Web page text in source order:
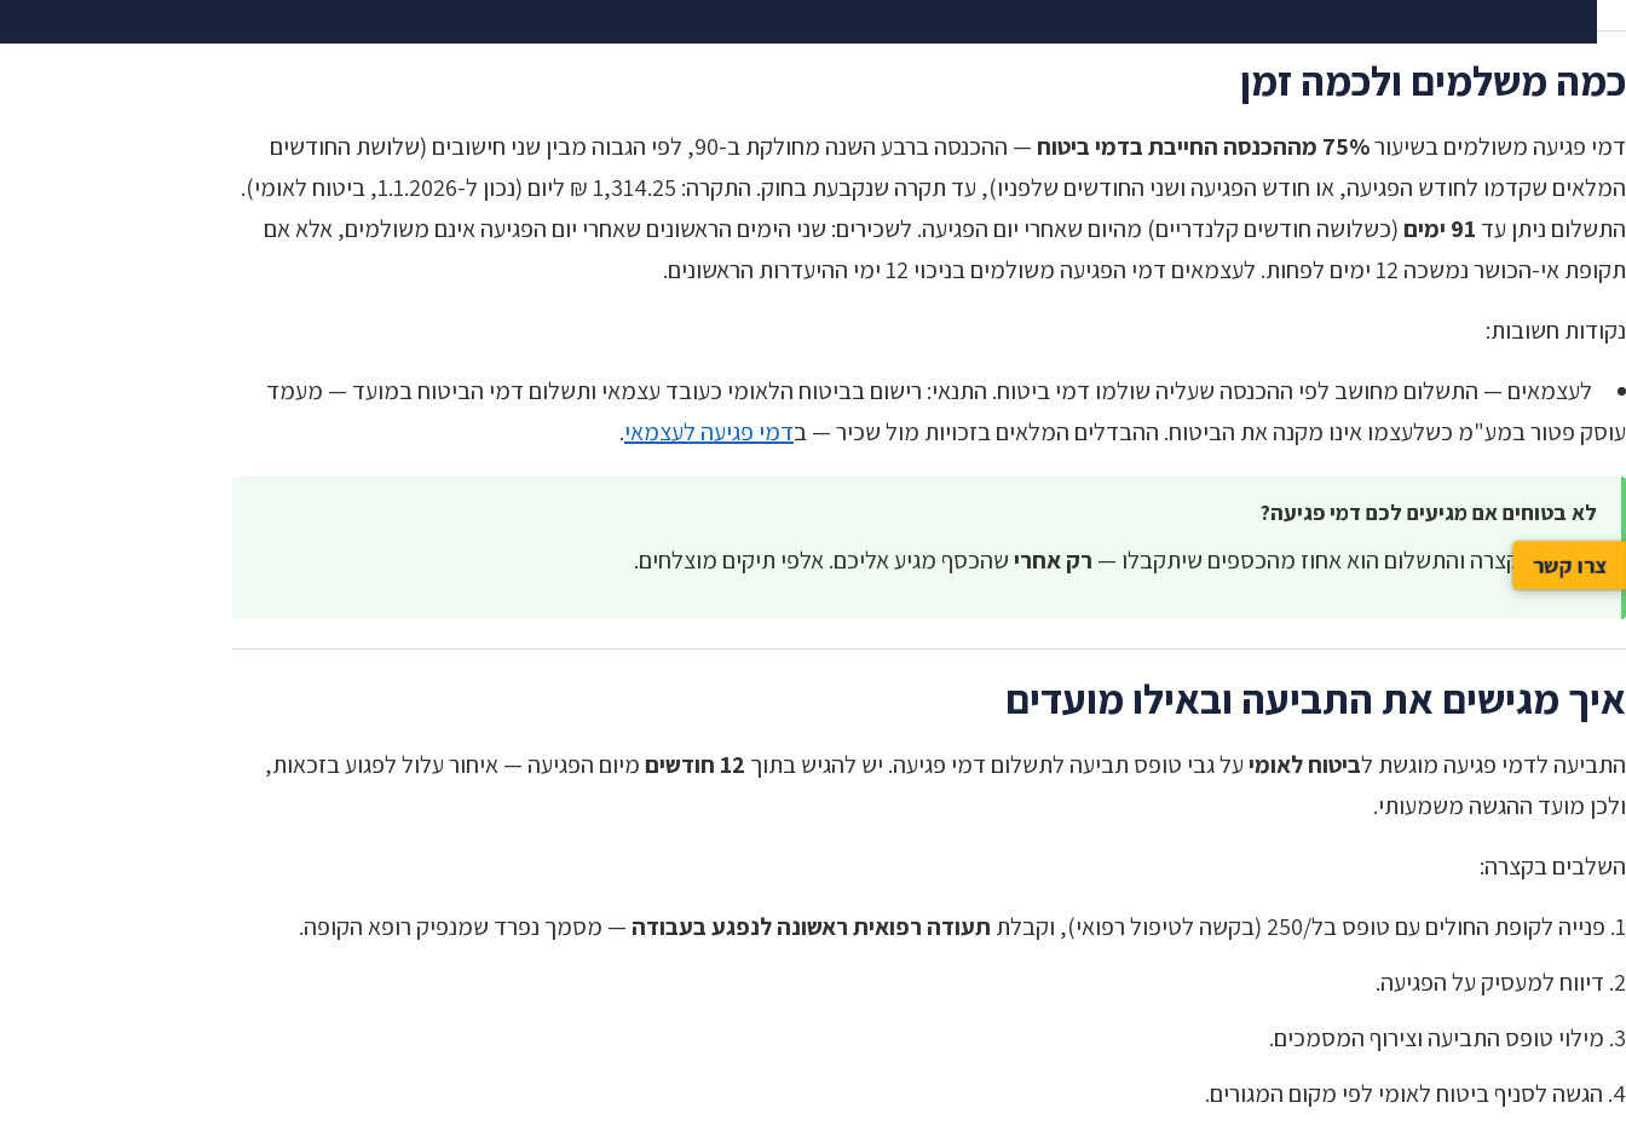
כמה משלמים ולכמה זמן
דמי פגיעה משולמים בשיעור75% מההכנסה החייבת בדמי ביטוח
— ההכנסה ברבע השנה מחולקת ב-90, לפי הגבוה מבין שני חישובים (שלושת החודשים
המלאים שקדמו לחודש הפגיעה, או חודש הפגיעה ושני החודשים שלפניו), עד תקרה שנקבעת בחוק. התקרה: 1,314.25 ₪ ליום (נכון ל-1.1.2026, ביטוח לאומי).
התשלום ניתן עד 91 ימים
(כשלושה חודשים קלנדריים) מהיום שאחרי יום הפגיעה. לשכירים: שני הימים הראשונים שאחרי יום הפגיעה אינם משולמים, אלא אם
תקופת אי-הכושר נמשכה 12 ימים לפחות. לעצמאים דמי הפגיעה משולמים בניכוי 12 ימי ההיעדרות הראשונים.
נקודות חשובות:
לעצמאים — התשלום מחושב לפי ההכנסה שעליה שולמו דמי ביטוח. התנאי: רישום בביטוח הלאומי כעובד עצמאי ותשלום דמי הביטוח במועד — מעמד
עוסק פטור במע"מ כשלעצמו אינו מקנה את הביטוח. ההבדלים המלאים בזכויות מול שכיר — בדמי פגיעה לעצמאי.
לא בטוחים אם מגיעים לכם דמי פגיעה?
הבדיקה קצרה והתשלום הוא אחוז מהכספים שיתקבלו — רק אחרישהכסף מגיע אליכם. אלפי תיקים מוצלחים.
איך מגישים את התביעה ובאילו מועדים
התביעה לדמי פגיעה מוגשת לביטוח לאומיעל גבי טופס תביעה לתשלום דמי פגיעה. יש להגיש בתוך 12 חודשים
מיום הפגיעה — איחור עלול לפגוע בזכאות,
ולכן מועד ההגשה משמעותי.
השלבים בקצרה:
פנייה לקופת החולים עם טופס בל/250 (בקשה לטיפול רפואי), וקבלת
תעודה רפואית ראשונה לנפגע בעבודה — מסמך נפרד שמנפיק רופא הקופה.
דיווח למעסיק על הפגיעה.
מילוי טופס התביעה וצירוף המסמכים.
הגשה לסניף ביטוח לאומי לפי מקום המגורים.
צרו קשר